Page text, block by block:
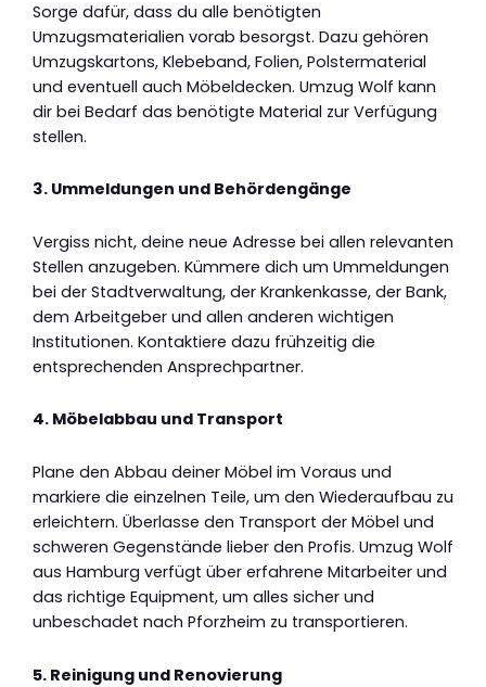
Sorge dafür, dass du alle benötigten
Umzugsmaterialien vorab besorgst. Dazu gehören
Umzugskartons, Klebeband, Folien, Polstermaterial
und eventuell auch Möbeldecken. Umzug Wolf kann
dir bei Bedarf das benötigte Material zur Verfügung
stellen.
3. Ummeldungen und Behördengänge
Vergiss nicht, deine neue Adresse bei allen relevanten
Stellen anzugeben. Kümmere dich um Ummeldungen
bei der Stadtverwaltung, der Krankenkasse, der Bank,
dem Arbeitgeber und allen anderen wichtigen
Institutionen. Kontaktiere dazu frühzeitig die
entsprechenden Ansprechpartner.
4. Möbelabbau und Transport
Plane den Abbau deiner Möbel im Voraus und
markiere die einzelnen Teile, um den Wiederaufbau zu
erleichtern. Überlasse den Transport der Möbel und
schweren Gegenstände lieber den Profis. Umzug Wolf
aus Hamburg verfügt über erfahrene Mitarbeiter und
das richtige Equipment, um alles sicher und
unbeschadet nach Pforzheim zu transportieren.
5. Reinigung und Renovierung